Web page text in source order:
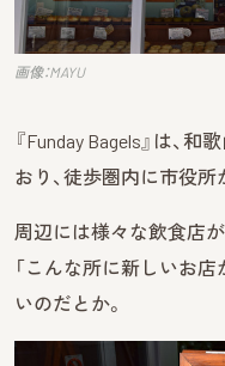
画像：MAYU
『Funday Bagels』は、
おり、徒歩圏内に市役所
周辺には様々な飲食店
「こんな所に新しいお店
いのだとか。